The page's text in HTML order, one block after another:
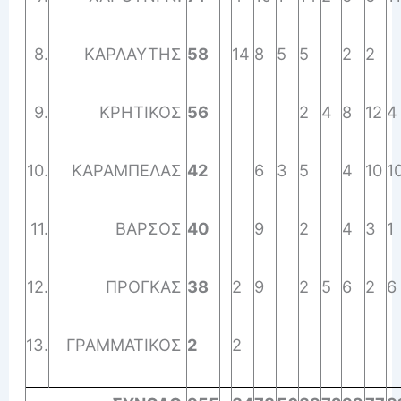
8. ΚΑΡΛΑΥΤΗΣ 58 14 8 5 5 2 2
9. ΚΡΗΤΙΚΟΣ 56 2 4 8 12 4
10. ΚΑΡΑΜΠΕΛΑΣ 42 6 3 5 4 10
11. ΒΑΡΣΟΣ 40 9 2 4 3 1
12. ΠΡΟΓΚΑΣ 38 2 9 2 5 6 2 6
13. ΓΡΑΜΜΑΤΙΚΟΣ 2 2